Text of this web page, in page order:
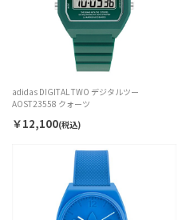
adidas DIGITAL TWO デジタルツー
AOST23558 クォーツ
￥12,100(税込)